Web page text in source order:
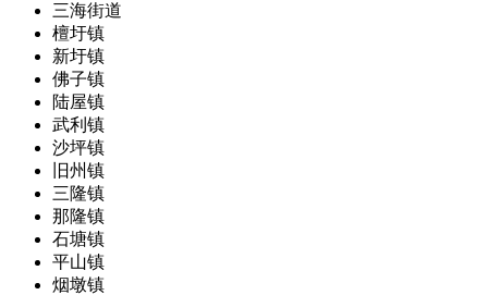
三海街道
檀圩镇
新圩镇
佛子镇
陆屋镇
武利镇
沙坪镇
旧州镇
三隆镇
那隆镇
石塘镇
平山镇
烟墩镇